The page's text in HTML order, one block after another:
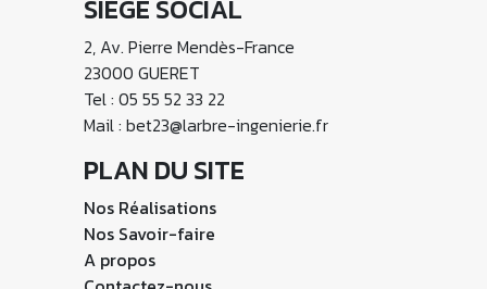
SIÈGE SOCIAL
2, Av. Pierre Mendès-France
23000 GUERET
Tel : 05 55 52 33 22
Mail : bet23@larbre-ingenierie.fr
PLAN DU SITE
Nos Réalisations
Nos Savoir-faire
A propos